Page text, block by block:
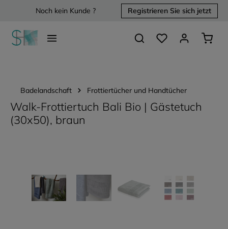
springenNoch kein Kunde ? Registrieren Sie sich jetzt
Du hast 0 Produkte
Badelandschaft Frottiertücher und Handtücher
Walk-Frottiertuch Bali Bio | Gästetuch
(30x50), braun